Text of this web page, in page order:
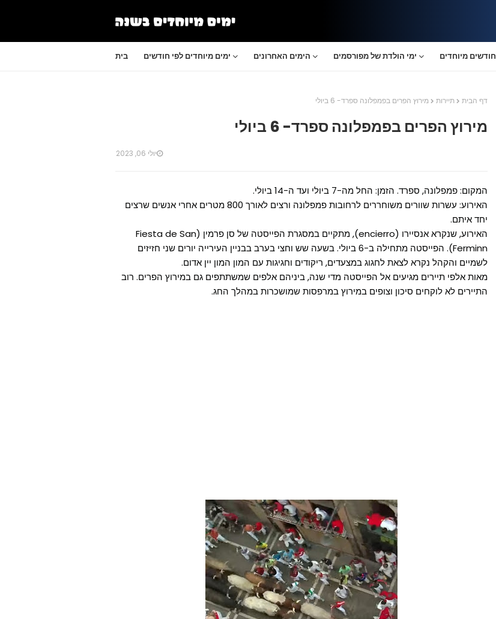
בית ימים מיוחדים לפי חודשים הימים האחרונים ימי הולדת של מפורסמים חודשים מיוחדים
דף הבית תיירות מירוץ הפרים בפמפלונה ספרד- 6 ביולי
מירוץ הפרים בפמפלונה ספרד- 6 ביולי
יולי 06, 2023
המקום: פמפלונה, ספרד. הזמן: החל מה-7 ביולי ועד ה-14 ביולי.
האירוע: עשרות שוורים משוחררים לרחובות פמפלונה ורצים לאורך 800 מטרים אחרי אנשים שרצים
יחד איתם.
האירוע, שנקרא אנסיירו (encierro), מתקיים במסגרת הפייסטה של סן פרמין (Fiesta de San
Ferminn). הפייסטה מתחילה ב-6 ביולי. בשעה שש וחצי בערב בבניין העירייה יורים שני חזיזים
לשמיים והקהל נקרא לצאת לחגוג במצעדים, ריקודים וחגיגות עם המון המון יין אדום.
מאות אלפי תיירים מגיעים אל הפייסטה מדי שנה, ביניהם אלפים שמשתתפים גם במירוץ הפרים. רוב
התיירים לא לוקחים סיכון וצופים במירוץ במרפסות שמושכרות במהלך החג.